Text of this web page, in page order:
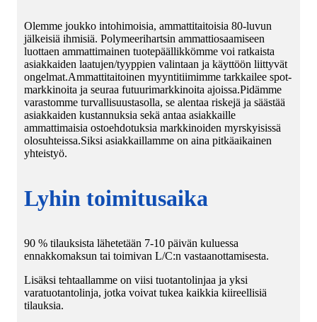
Olemme joukko intohimoisia, ammattitaitoisia 80-luvun
jälkeisiä ihmisiä. Polymeerihartsin ammattiosaamiseen
luottaen ammattimainen tuotepäällikkömme voi ratkaista
asiakkaiden laatujen/tyyppien valintaan ja käyttöön liittyvät
ongelmat.Ammattitaitoinen myyntitiimimme tarkkailee spot-
markkinoita ja seuraa futuurimarkkinoita ajoissa.Pidämme
varastomme turvallisuustasolla, se alentaa riskejä ja säästää
asiakkaiden kustannuksia sekä antaa asiakkaille
ammattimaisia ​​ostoehdotuksia markkinoiden myrskyisissä
olosuhteissa.Siksi asiakkaillamme on aina pitkäaikainen
yhteistyö.
Lyhin toimitusaika
90 % tilauksista lähetetään 7-10 päivän kuluessa
ennakkomaksun tai toimivan L/C:n vastaanottamisesta.
Lisäksi tehtaallamme on viisi tuotantolinjaa ja yksi
varatuotantolinja, jotka voivat tukea kaikkia kiireellisiä
tilauksia.